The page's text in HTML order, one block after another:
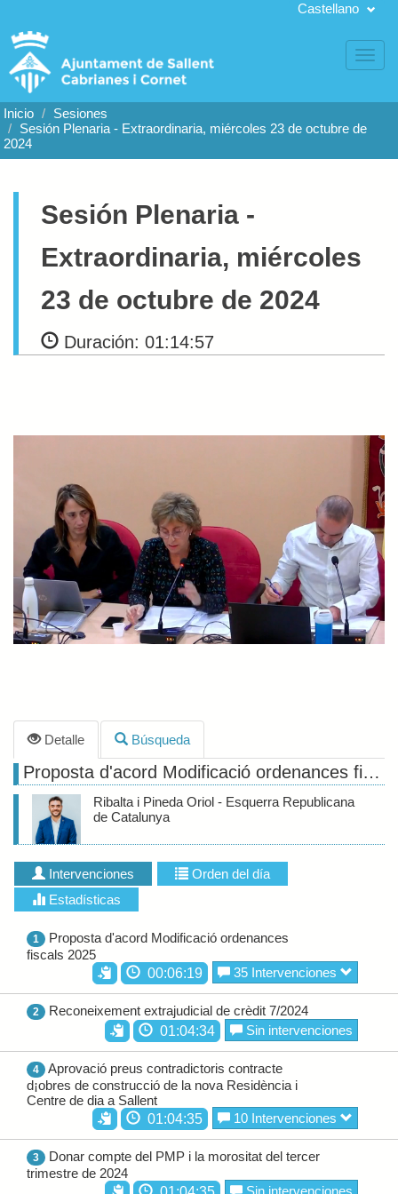
Castellano
Inicio
Sesiones
Sesión Plenaria - Extraordinaria, miércoles 23 de octubre de
2024
Sesión Plenaria -
Extraordinaria, miércoles
23 de octubre de 2024
Duración: 01:14:57
Detalle Búsqueda
Proposta d'acord Modificació ordenances fiscals 2025
Ribalta i Pineda Oriol - Esquerra Republicana
de Catalunya
Intervenciones
Orden del día
Estadísticas
1
Proposta d'acord Modificació ordenances
fiscals 2025
00:06:19
35 Intervenciones
2
Reconeixement extrajudicial de crèdit 7/2024
01:04:34
Sin intervenciones
4
Aprovació preus contradictoris contracte
d¡obres de construcció de la nova Residència i
Centre de dia a Sallent
01:04:35
10 Intervenciones
3
Donar compte del PMP i la morositat del tercer
trimestre de 2024